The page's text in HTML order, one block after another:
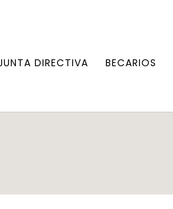
DIRECTIVA BECARIOS